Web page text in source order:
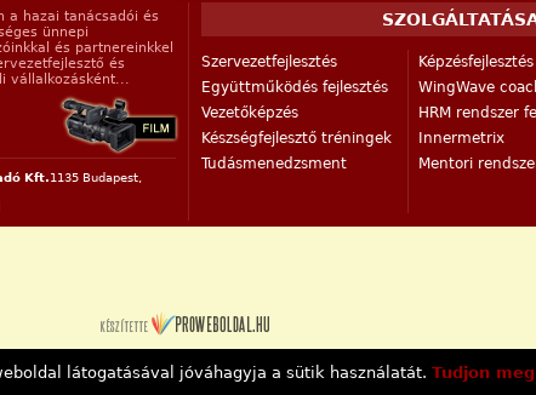
látogatásával jóváhagyja a sütik használatát. Tudjon
Kft.1135 Budapest,
Szervezetfejlesztés
Együttműködés fejlesztés
Vezetőképzés
Készségfejlesztő tréningek
Tudásmenedzsment
Képzésfejlesztés
WingWave
HRM rendszer
Innermetrix
Mentori
a hazai tanácsadói és
ünnepi
és partnereinkkel
és
vállalkozásként...